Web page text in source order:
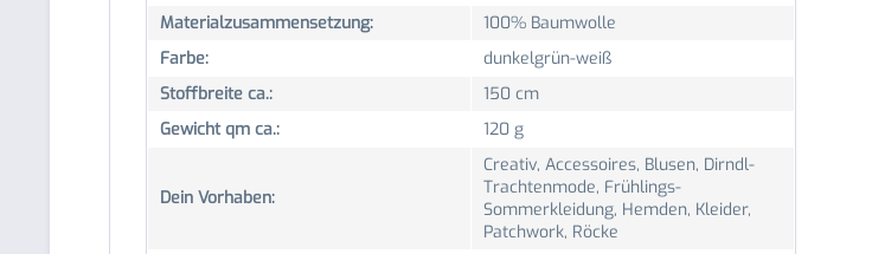
Materialzusammensetzung:
100% Baumwolle
Farbe:
dunkelgrün-weiß
Stoffbreite ca.:
150 cm
Gewicht qm ca.:
120 g
Dein Vorhaben:
Creativ, Accessoires, Blusen, Dirndl-
Trachtenmode, Frühlings-
Sommerkleidung, Hemden, Kleider,
Patchwork, Röcke